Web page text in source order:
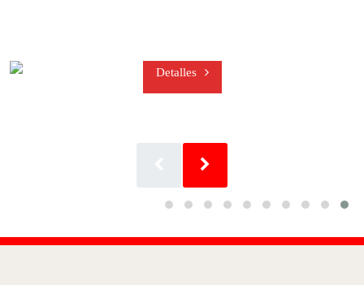
WHAT EXACTLY DEFINES A
EXPERIENCE IN ISTANBUL?
Detalles